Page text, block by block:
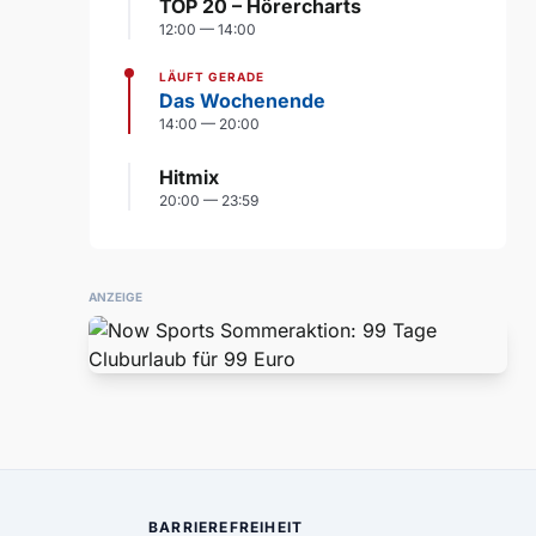
TOP 20 – Hörercharts
12:00 — 14:00
LÄUFT GERADE
Das Wochenende
14:00 — 20:00
Hitmix
20:00 — 23:59
ANZEIGE
BARRIEREFREIHEIT